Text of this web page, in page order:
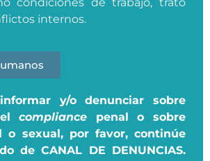
internos.
y/o denunciar sobre
compliance penal o sobre
o sexual, por favor, continúe
de CANAL DE DENUNCIAS.